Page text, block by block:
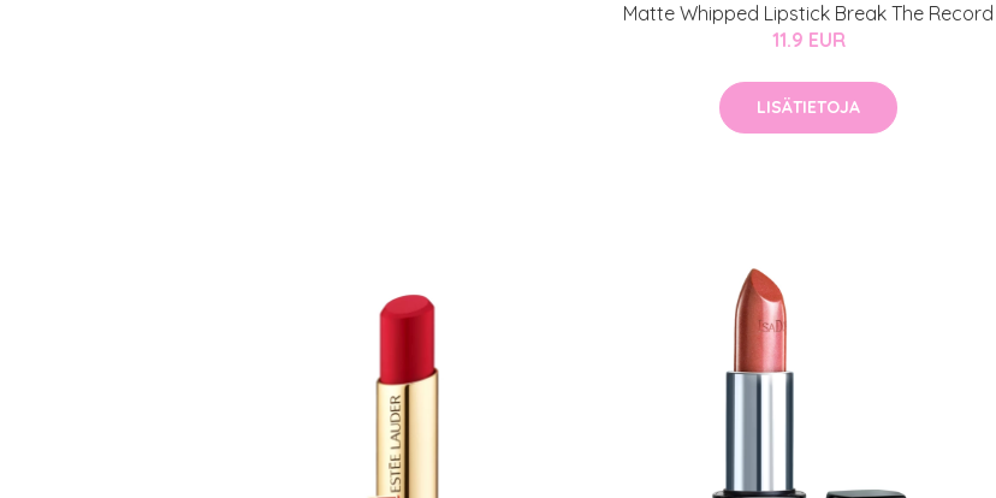
Matte Whipped Lipstick Break The Record
11.9 EUR
LISÄTIETOJA
Erikoistarjous
Sponsoriltamme
IdealofMeD Kauppa
Kaikki IdealofMeDin tuotteet -20 %!